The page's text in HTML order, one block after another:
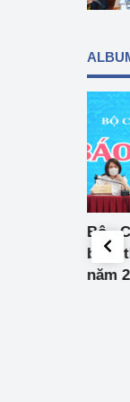
Bộ
báo
năm